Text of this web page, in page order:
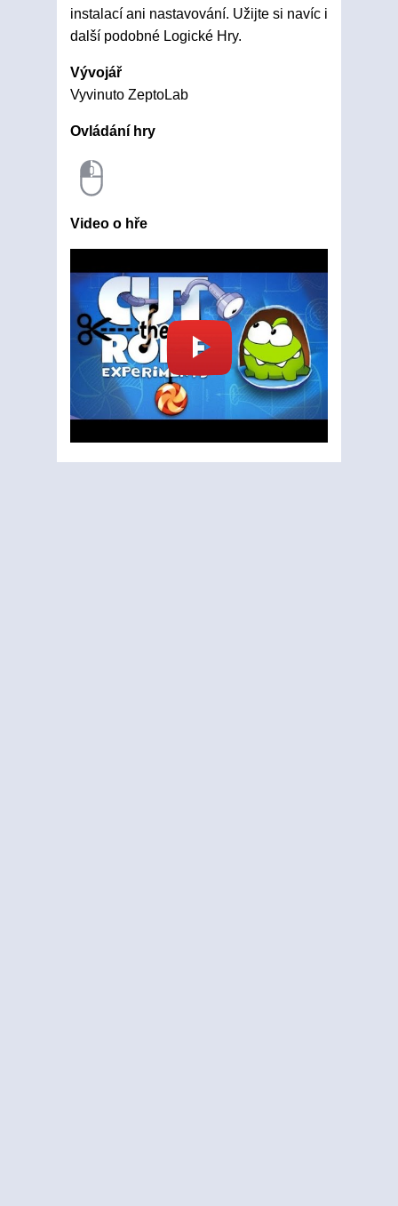
instalací ani nastavování. Užijte si navíc i
další podobné Logické Hry.
Vývojář
Vyvinuto ZeptoLab
Ovládání hry
Video o hře